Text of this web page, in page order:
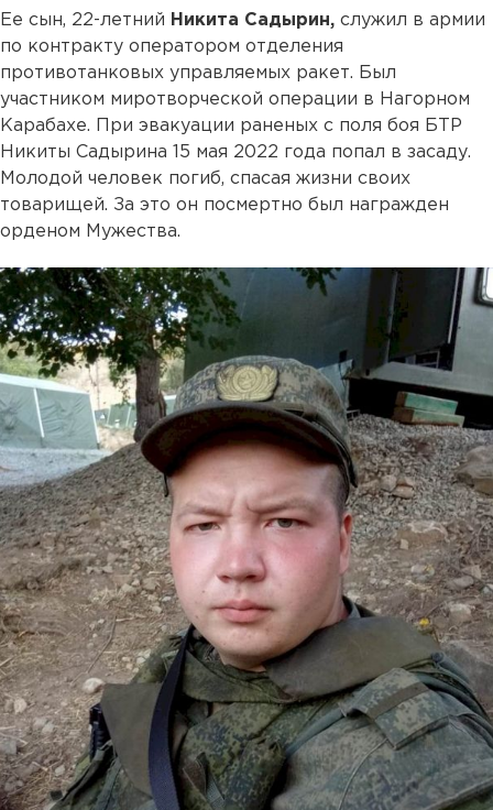
Ее сын, 22-летний Никита Садырин, служил в армии
по контракту оператором отделения
противотанковых управляемых ракет. Был
участником миротворческой операции в Нагорном
Карабахе. При эвакуации раненых с поля боя БТР
Никиты Садырина 15 мая 2022 года попал в засаду.
Молодой человек погиб, спасая жизни своих
товарищей. За это он посмертно был награжден
орденом Мужества.